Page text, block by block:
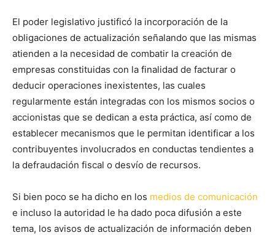
El poder legislativo justificó la incorporación de la
obligaciones de actualización señalando que las mismas
atienden a la necesidad de combatir la creación de
empresas constituidas con la finalidad de facturar o
deducir operaciones inexistentes, las cuales
regularmente están integradas con los mismos socios o
accionistas que se dedican a esta práctica, así como de
establecer mecanismos que le permitan identificar a los
contribuyentes involucrados en conductas tendientes a
la defraudación fiscal o desvío de recursos.
Si bien poco se ha dicho en los medios de comunicación
e incluso la autoridad le ha dado poca difusión a este
tema, los avisos de actualización de información deben